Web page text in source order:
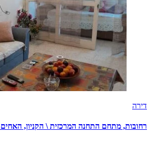
דירה
רחובות, מתחם התחנה המרכזית \ הקניון,